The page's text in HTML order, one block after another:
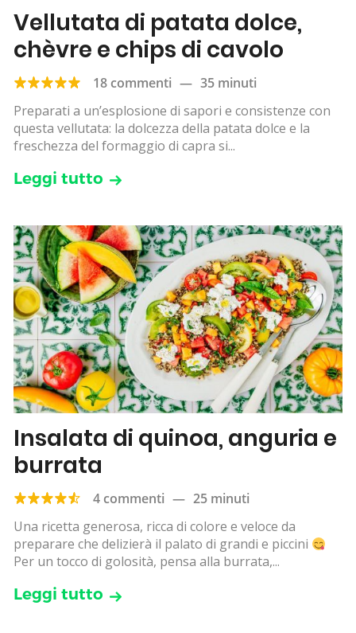
Vellutata di patata dolce,
chèvre e chips di cavolo
18 commenti — 35 minuti
Preparati a un’esplosione di sapori e consistenze con
questa vellutata: la dolcezza della patata dolce e la
freschezza del formaggio di capra si...
Leggi tutto
Insalata di quinoa, anguria e
burrata
4 commenti — 25 minuti
Una ricetta generosa, ricca di colore e veloce da
preparare che delizierà il palato di grandi e piccini
Per un tocco di golosità, pensa alla burrata,...
Leggi tutto